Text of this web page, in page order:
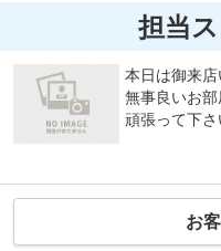
担当
本日は御来店
無事良いお
頑張って下さ
お